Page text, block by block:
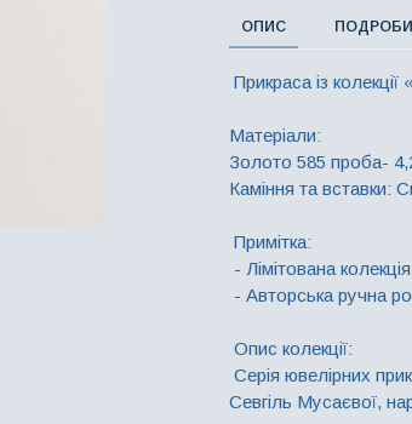
ОПИС
Прикраса із
Матеріали:
Золото 585 проба-
Каміння та вставки:
Примітка:
- Лімітована колекція
- Авторська ручна
Опис колекції:
Серія ювелірних
Севгіль Мусаєвої,